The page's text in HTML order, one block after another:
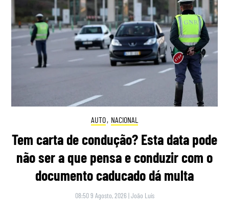
AUTO, NACIONAL
Tem carta de condução? Esta data pode
não ser a que pensa e conduzir com o
documento caducado dá multa
08:50 9 Agosto, 2026 |João Luís